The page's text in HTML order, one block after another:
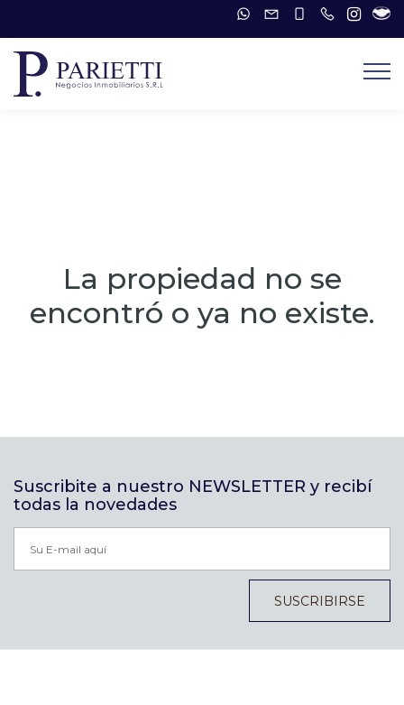
La propiedad no se
encontró o ya no existe.
Suscribite a nuestro NEWSLETTER y recibí
todas la novedades
SUSCRIBIRSE